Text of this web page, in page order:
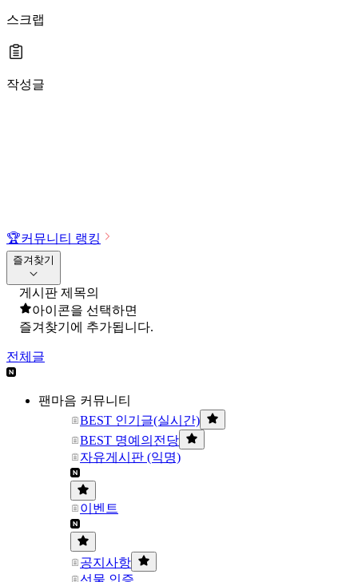
스크랩
작성글
🏆커뮤니티 랭킹
즐겨찾기
게시판 제목의
아이콘을 선택하면
즐겨찾기에 추가됩니다.
전체글
팬마음 커뮤니티
BEST 인기글(실시간)
BEST 명예의전당
자유게시판 (익명)
이벤트
공지사항
선물 인증